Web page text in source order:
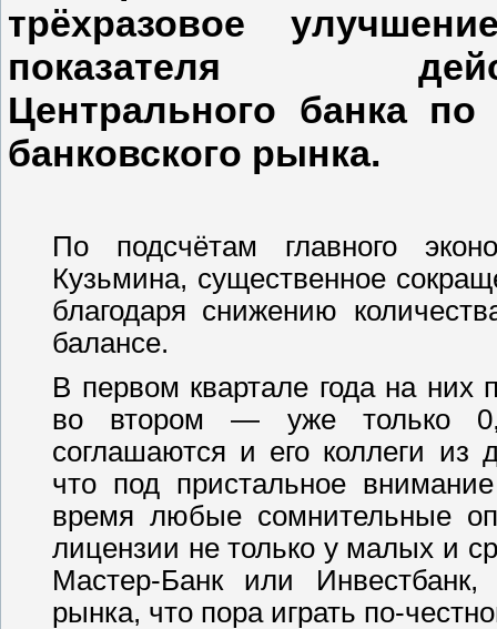
трёхразовое
показателя
Центрального банка по
банковского рынка.
По подсчётам главного
Кузьмина, существенное
благодаря снижению
балансе.
В первом квартале года на них
во втором — уже только
соглашаются и его коллеги из
что под пристальное
время любые сомнительные
лицензии не только у малых и
Мастер-Банк или
рынка, что пора играть по-